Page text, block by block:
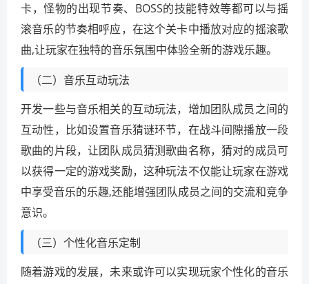
卡，怪物的出现节奏、BOSS的技能特效等都可以与摇
滚音乐的节奏相呼应，在这个关卡中播放对应的摇滚歌
曲,让玩家在独特的音乐氛围中体验全新的游戏乐趣。
（二）音乐互动玩法
开发一些与音乐相关的互动玩法，增加团队成员之间的
互动性，比如设置音乐猜谜环节，在战斗间隙播放一段
歌曲的片段，让团队成员猜测歌曲名称，猜对的成员可
以获得一定的游戏奖励，这种玩法不仅能让玩家在游戏
中享受音乐的乐趣,还能增强团队成员之间的交流和竞争
意识。
（三）个性化音乐定制
随着游戏的发展，未来或许可以实现玩家个性化的音乐